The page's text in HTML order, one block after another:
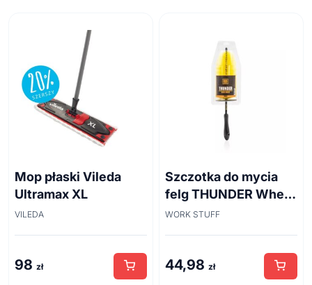
Mop płaski Vileda
Ultramax XL
VILEDA
98 zł
Szczotka do mycia
felg THUNDER Wheel
Brush 45cm
WORK STUFF
44,98 zł